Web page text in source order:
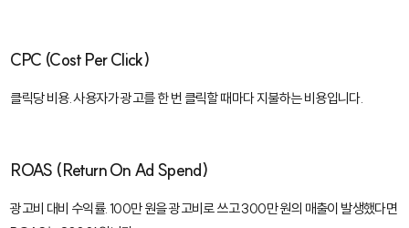
CPC (Cost Per Click)
클릭당 비용. 사용자가 광고를 한 번 클릭할 때마다 지불하는 비용입니다.
ROAS (Return On Ad Spend)
광고비 대비 수익률. 100만 원을 광고비로 쓰고 300만 원의 매출이 발생했다면